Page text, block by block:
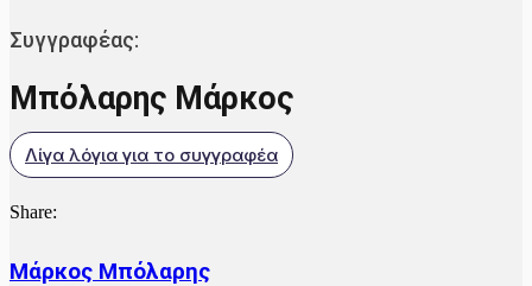
Συγγραφέας:
Μπόλαρης Μάρκος
Λίγα λόγια για το συγγραφέα
Share:
Μάρκος Μπόλαρης